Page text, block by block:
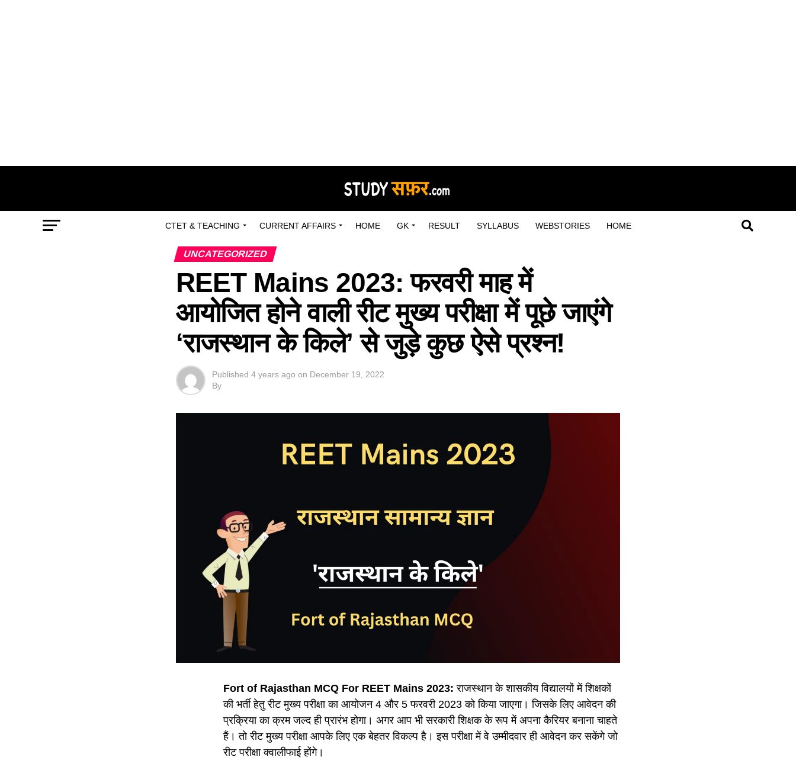
CTET & TEACHING CURRENT AFFAIRS HOME GK RESULT SYLLABUS WEBSTORIES HOME
UNCATEGORIZED
REET Mains 2023: फरवरी माह में
आयोजित होने वाली रीट मुख्य परीक्षा में पूछे जाएंगे
‘राजस्थान के किले’ से जुड़े कुछ ऐसे प्रश्न!
Published 4 years ago on December 19, 2022
By
Fort of Rajasthan MCQ For REET Mains 2023: राजस्थान के शासकीय विद्यालयों में शिक्षकों
की भर्ती हेतु रीट मुख्य परीक्षा का आयोजन 4 और 5 फरवरी 2023 को किया जाएगा। जिसके लिए आवेदन की
प्रक्रिया का क्रम जल्द ही प्रारंभ होगा। अगर आप भी सरकारी शिक्षक के रूप में अपना कैरियर बनाना चाहते
हैं। तो रीट मुख्य परीक्षा आपके लिए एक बेहतर विकल्प है। इस परीक्षा में वे उम्मीदवार ही आवेदन कर सकेंगे जो
रीट परीक्षा क्वालीफाई होंगे।